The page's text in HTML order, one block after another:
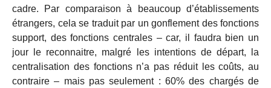
cadre. Par comparaison à beaucoup d’établissements
étrangers, cela se traduit par un gonflement des fonctions
support, des fonctions centrales – car, il faudra bien un
jour le reconnaitre, malgré les intentions de départ, la
centralisation des fonctions n’a pas réduit les coûts, au
contraire – mais pas seulement : 60% des chargés de